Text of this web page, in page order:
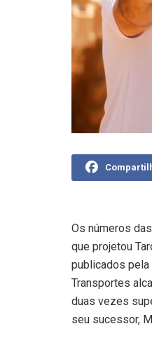
Os números
que projetou
publicados pela
Transportes
duas vezes
seu sucessor,